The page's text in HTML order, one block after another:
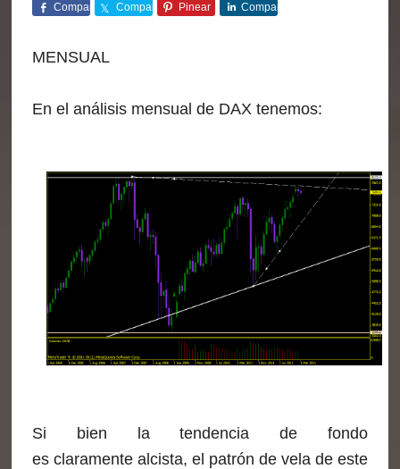
Comparte Comparte Pinear Comparte
MENSUAL
En el análisis mensual de DAX tenemos:
Si bien la tendencia de fondo
es claramente alcista, el patrón de vela de este